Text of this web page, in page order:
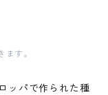
す。
ッパで作られた種